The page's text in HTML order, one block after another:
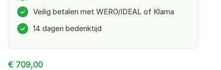
✓ Veilig betalen met WERO/IDEAL of Klarna
✓ 14 dagen bedenktijd
€ 709,00